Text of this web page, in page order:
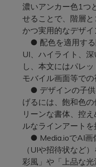
濃いアンカー色1つ
せることで、階層
かつ実用的なデザイ
● 配色を適用する
UI、ハイライト、
し、本文にはパレ
モバイル画面等での
● デザインの子供
げるには、飽和色
リーンな書体、控
ルなラインアートを
● Media.ioでAI画
（UIや招待状など
彩風」や「上品な